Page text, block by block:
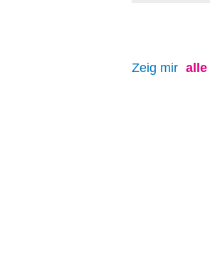
Zeig mir alle